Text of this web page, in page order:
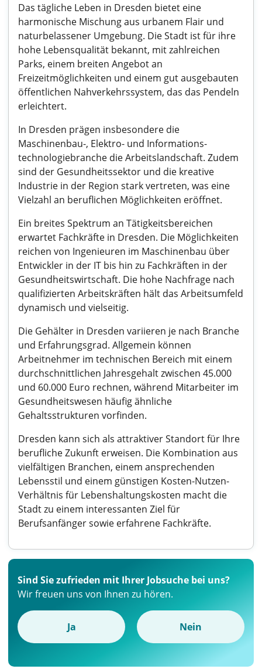
Das tägliche Leben in Dresden bietet eine
harmonische Mischung aus urbanem Flair und
naturbelassener Umgebung. Die Stadt ist für ihre
hohe Lebensqualität bekannt, mit zahlreichen
Parks, einem breiten Angebot an
Freizeitmöglichkeiten und einem gut ausgebauten
öffentlichen Nahverkehrssystem, das das Pendeln
erleichtert.
In Dresden prägen insbesondere die
Maschinenbau-, Elektro- und Informations-
technologiebranche die Arbeitslandschaft. Zudem
sind der Gesundheitssektor und die kreative
Industrie in der Region stark vertreten, was eine
Vielzahl an beruflichen Möglichkeiten eröffnet.
Ein breites Spektrum an Tätigkeitsbereichen
erwartet Fachkräfte in Dresden. Die Möglichkeiten
reichen von Ingenieuren im Maschinenbau über
Entwickler in der IT bis hin zu Fachkräften in der
Gesundheitswirtschaft. Die hohe Nachfrage nach
qualifizierten Arbeitskräften hält das Arbeitsumfeld
dynamisch und vielseitig.
Die Gehälter in Dresden variieren je nach Branche
und Erfahrungsgrad. Allgemein können
Arbeitnehmer im technischen Bereich mit einem
durchschnittlichen Jahresgehalt zwischen 45.000
und 60.000 Euro rechnen, während Mitarbeiter im
Gesundheitswesen häufig ähnliche
Gehaltsstrukturen vorfinden.
Dresden kann sich als attraktiver Standort für Ihre
berufliche Zukunft erweisen. Die Kombination aus
vielfältigen Branchen, einem ansprechenden
Lebensstil und einem günstigen Kosten-Nutzen-
Verhältnis für Lebenshaltungskosten macht die
Stadt zu einem interessanten Ziel für
Berufsanfänger sowie erfahrene Fachkräfte.
Sind Sie zufrieden mit Ihrer Jobsuche bei uns?
Wir freuen uns von Ihnen zu hören.
Ja Nein